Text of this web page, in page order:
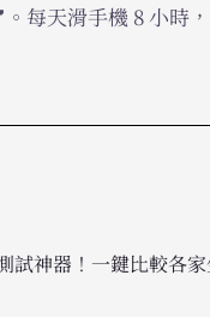
每天滑手機 8 小時